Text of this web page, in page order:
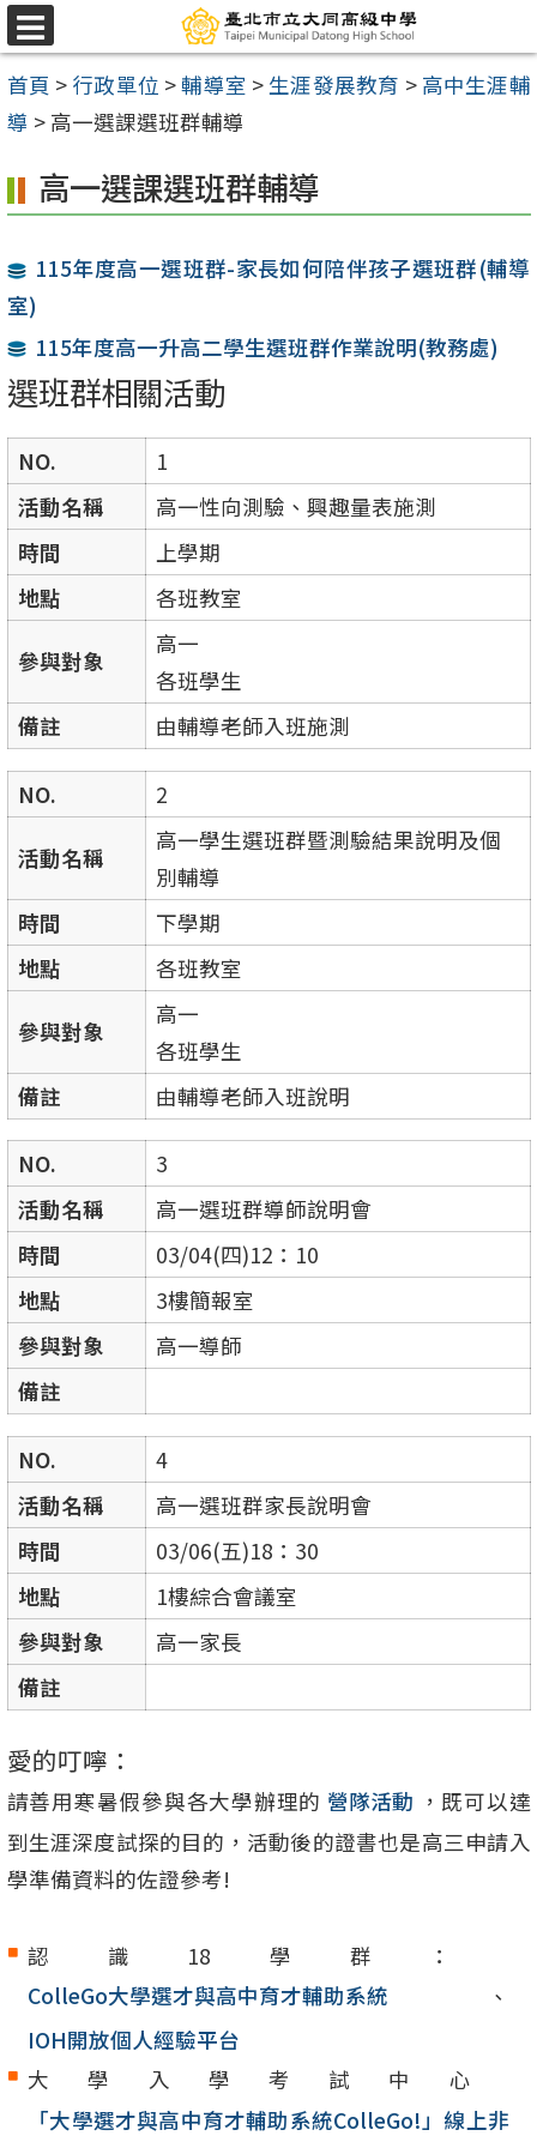
跳
至
主
要
容
選
單
首頁 > 行政單位 >輔導室 > 生涯發展教育 > 高中生涯輔
導 > 高一選課選班群輔導
高一選課選班群輔導
115年度高一選班群-家長如何陪伴孩子選班群(輔導
室)
115年度高一升高二學生選班群作業說明(教務處)
選班群相關活動
NO.
1
活動名稱
高一性向測驗、興趣量表施測
時間
上學期
地點
各班教室
參與對象
高一
各班學生
備註
由輔導老師入班施測
NO. 2
活動名稱
高一學生選班群暨測驗結果說明及個
別輔導
時間
下學期
地點
各班教室
參與對象
高一
各班學生
備註
由輔導老師入班說明
NO.
3
活動名稱
高一選班群導師說明會
時間
03/04(四)12：10
地點
3樓簡報室
參與對象
高一導師
備註
NO.
4
活動名稱
高一選班群家長說明會
時間
03/06(五)18：30
地點
1樓綜合會議室
參與對象
高一家長
備註
愛的叮嚀：
請善用寒暑假參與各大學辦理的 營隊活動 ，既可以達
到生涯深度試探的目的，活動後的證書也是高三申請入
學準備資料的佐證參考!
認識18學群：
ColleGo大學選才與高中育才輔助系統 、
IOH開放個人經驗平台
大學入學考試中心
「大學選才與高中育才輔助系統ColleGo!」線上非